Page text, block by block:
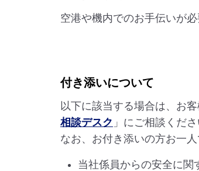
空港や機内でのお手伝いが
付き添いについて
以下に該当する場合は、お
相談デスク 」にご相談くださ
なお、お付き添いの方お一
当社係員からの安全に関